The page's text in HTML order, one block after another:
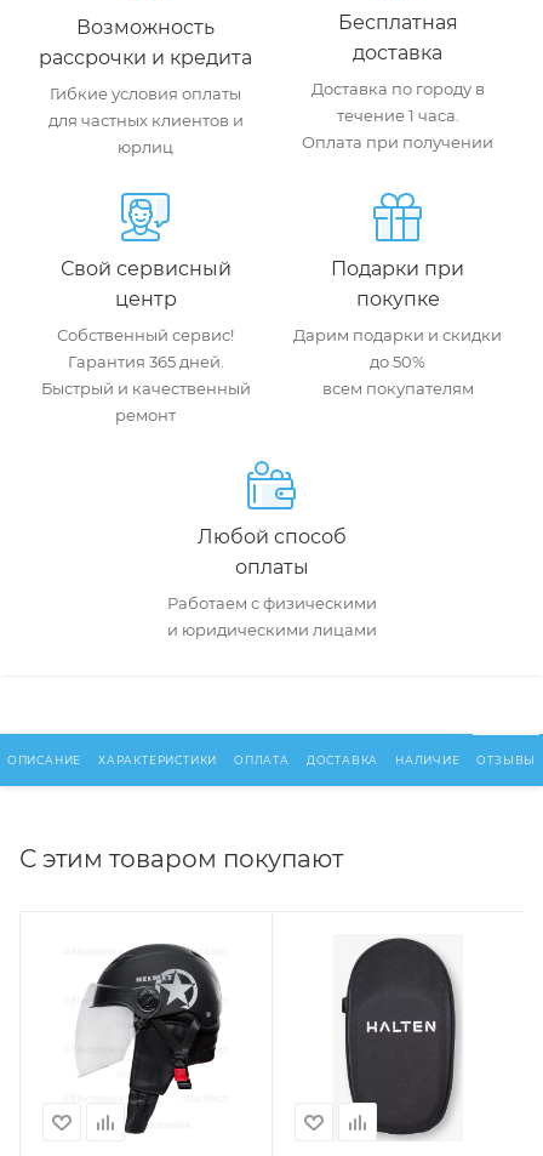
Возможность
рассрочки и кредита
Гибкие условия оплаты
для частных клиентов и
юрлиц
Бесплатная
доставка
Доставка по городу в
течение 1 часа.
Оплата при получении
Свой сервисный
центр
Собственный сервис!
Гарантия 365 дней.
Быстрый и качественный
ремонт
Подарки при
покупке
Дарим подарки и скидки
до 50%
всем покупателям
Любой способ
оплаты
Работаем с физическими
и юридическими лицами
ОПИСАНИЕ ХАРАКТЕРИСТИКИ ОПЛАТА ДОСТАВКА НАЛИЧИЕ ОТЗЫВЫ
С этим товаром покупают